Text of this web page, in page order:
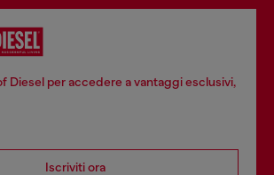
Diesel per accedere a vantaggi esclusivi,
Iscriviti ora